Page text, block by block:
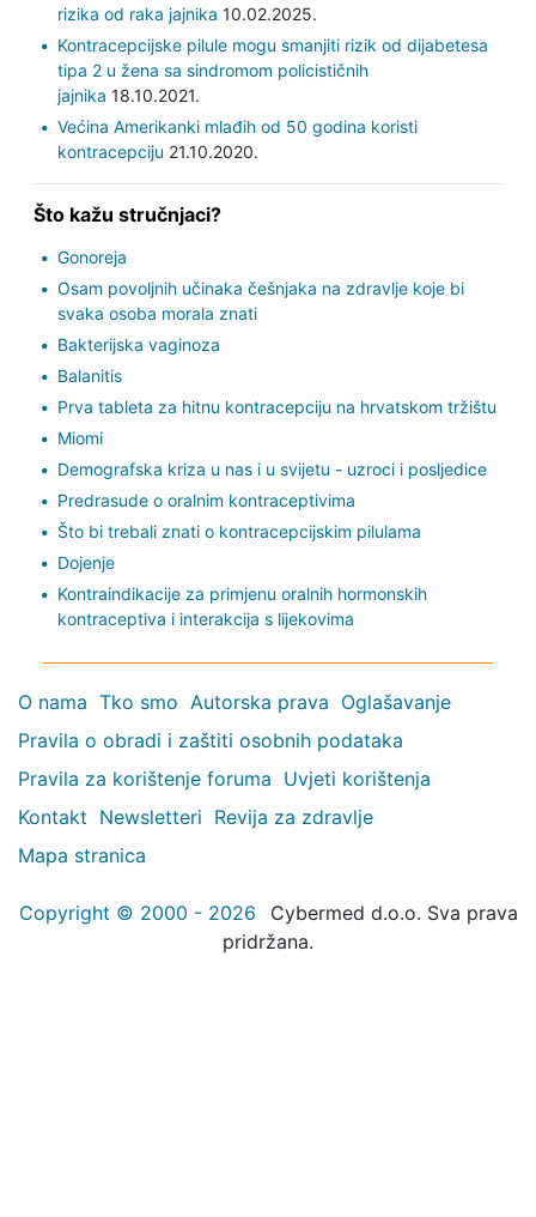
rizika od raka jajnika 10.02.2025.
Kontracepcijske pilule mogu smanjiti rizik od dijabetesa
tipa 2 u žena sa sindromom policističnih
jajnika 18.10.2021.
Većina Amerikanki mlađih od 50 godina koristi
kontracepciju 21.10.2020.
Što kažu stručnjaci?
Gonoreja
Osam povoljnih učinaka češnjaka na zdravlje koje bi
svaka osoba morala znati
Bakterijska vaginoza
Balanitis
Prva tableta za hitnu kontracepciju na hrvatskom tržištu
Miomi
Demografska kriza u nas i u svijetu - uzroci i posljedice
Predrasude o oralnim kontraceptivima
Što bi trebali znati o kontracepcijskim pilulama
Dojenje
Kontraindikacije za primjenu oralnih hormonskih
kontraceptiva i interakcija s lijekovima
O nama Tko smo Autorska prava Oglašavanje
Pravila o obradi i zaštiti osobnih podataka
Pravila za korištenje foruma Uvjeti korištenja
Kontakt Newsletteri Revija za zdravlje
Mapa stranica
Copyright © 2000 - 2026
Cybermed d.o.o. Sva prava
pridržana.